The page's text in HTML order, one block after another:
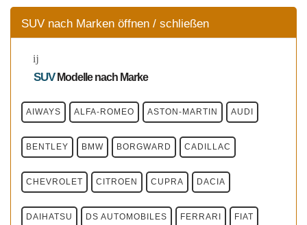
SUV nach Marken öffnen / schließen
SUVModellenach Marke
AIWAYS ALFA-ROMEO ASTON-MARTIN AUDI
BENTLEY BMW BORGWARD CADILLAC
CHEVROLET CITROEN CUPRA DACIA
DAIHATSU DS AUTOMOBILES FERRARI FIAT